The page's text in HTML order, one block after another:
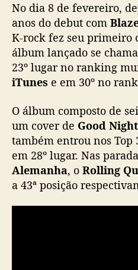
No dia 8 de fevereiro,
anos do debut com
K-rock fez seu primeiro
álbum lançado se chama
23º lugar no ranking
iTunes e em 30º no
O álbum composto de
um cover de Good Night
também entrou nos Top
em 28º lugar. Nas
Alemanha, o Rolling
a 43ª posição